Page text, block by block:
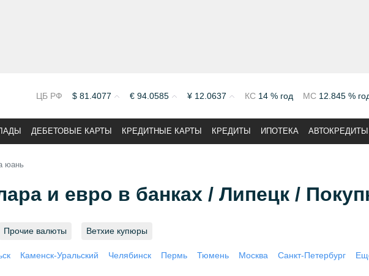
ЦБ РФ $81.4077 €94.0585 ¥12.0637 КС 14 % год МС 12.845 %
ДЕБЕТОВЫЕ КАРТЫ КРЕДИТНЫЕ КАРТЫ КРЕДИТЫ ИПОТЕКА АВТОКРЕДИТЫ
юань
и евро в банках / Липецк /
Прочие валюты Ветхие купюры
Каменск-Уральский Челябинск Пермь Тюмень Москва Санкт-Петербург